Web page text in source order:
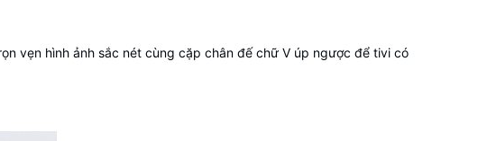
vẹn hình ảnh sắc nét cùng cặp chân đế chữ V úp ngược để tivi có